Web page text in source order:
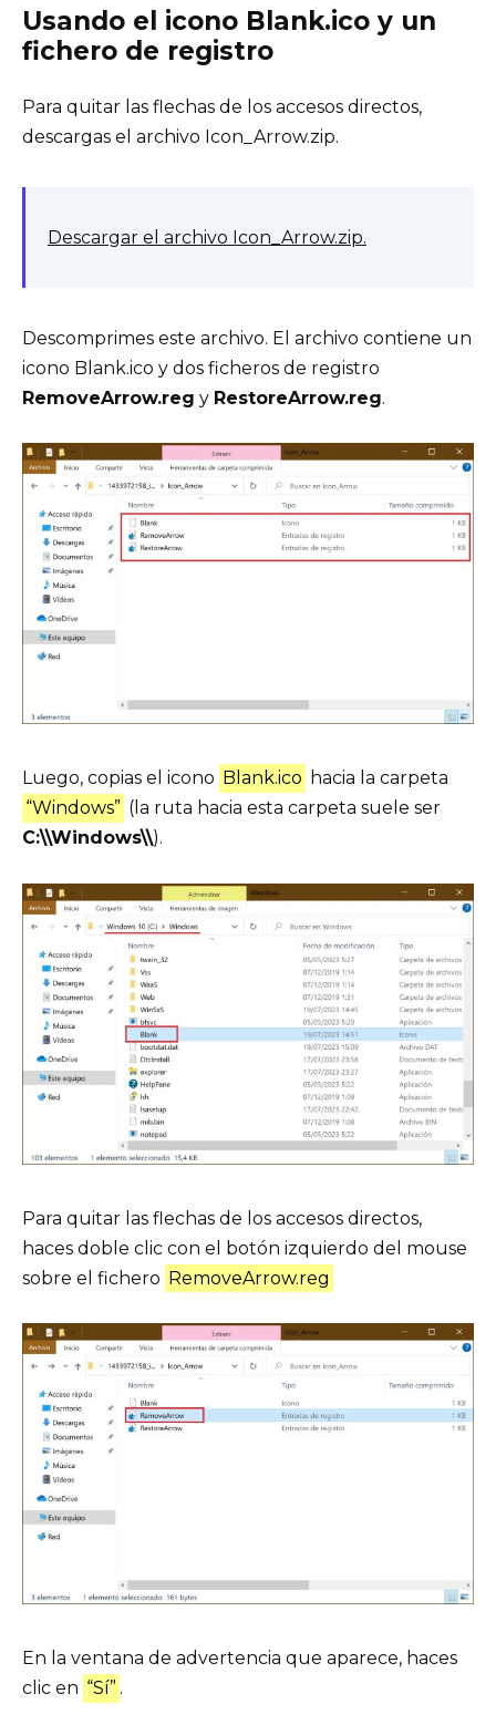
Usando el icono Blank.ico y un
fichero de registro
Para quitar las flechas de los accesos directos,
descargas el archivo Icon_Arrow.zip.
Descargar el archivo Icon_Arrow.zip.
Descomprimes este archivo. El archivo contiene un
icono Blank.ico y dos ficheros de registro
RemoveArrow.reg y RestoreArrow.reg.
Luego, copias el icono Blank.ico hacia la carpeta
“Windows” (la ruta hacia esta carpeta suele ser
C:\\Windows\\).
Para quitar las flechas de los accesos directos,
haces doble clic con el botón izquierdo del mouse
sobre el fichero RemoveArrow.reg
En la ventana de advertencia que aparece, haces
clic en “Sí” .